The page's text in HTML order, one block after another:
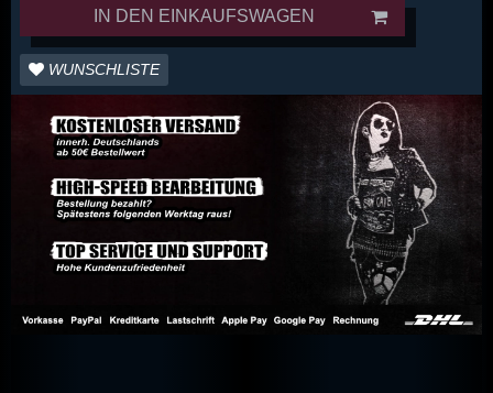
IN DEN EINKAUFSWAGEN
WUNSCHLISTE